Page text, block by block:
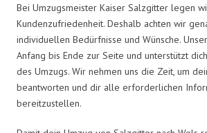
Bei Umzugsmeister Kaiser Salzgitter legen
Kundenzufriedenheit. Deshalb achten wir
individuellen Bedürfnisse und Wünsche.
Anfang bis Ende zur Seite und unterstützt
des Umzugs. Wir nehmen uns die Zeit, um
beantworten und dir alle erforderlichen
bereitzustellen.